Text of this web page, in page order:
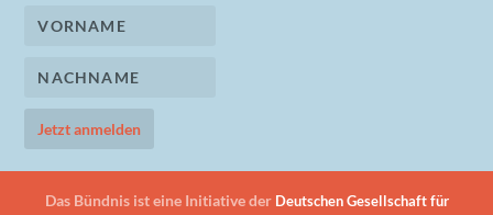
Das Bündnis ist eine Initiative der Deutschen Gesellschaft für